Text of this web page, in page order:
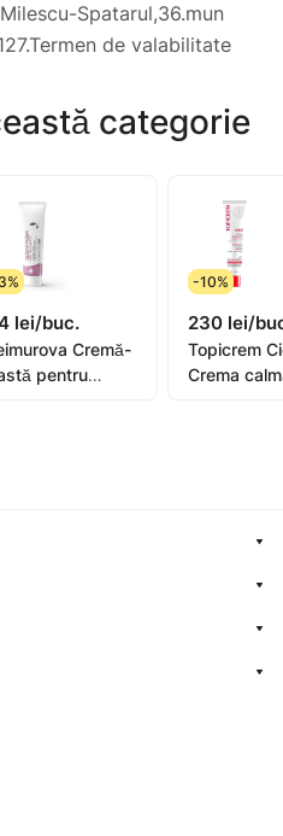
Spatarul,36.mun
de valabilitate
categorie
lei/buc.
Cremă-
pentru
-10%
230 lei/
Topicrem
Crema